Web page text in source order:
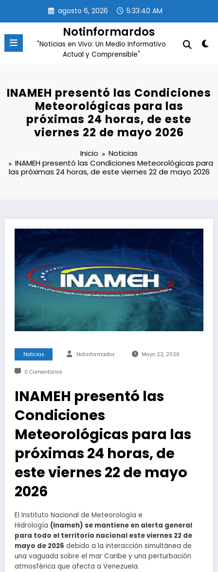
contenido
agosto 6, 2026 5:33:40 AM
Notinformardos
"Noticias en Vivo: Un Medio Informativo
Actual y Comprensible"
INAMEH presentó las Condiciones
Meteorológicas para las
próximas 24 horas, de este
viernes 22 de mayo 2026
Inicio
Noticias
INAMEH presentó las Condiciones Meteorológicas para
las próximas 24 horas, de este viernes 22 de mayo 2026
Noticias Notinformados Mayo 22, 2026
0 Comentarios
INAMEH presentó las
Condiciones
Meteorológicas para las
próximas 24 horas, de
este viernes 22 de mayo
2026
El Instituto Nacional de Meteorología e
Hidrología (Inameh) se mantiene en alerta general
para todo el territorio nacional este viernes 22 de
mayo de 2026 debido a la interacción simultánea de
una vaguada sobre el mar Caribe y una perturbación
atmosférica que afecta a Venezuela.